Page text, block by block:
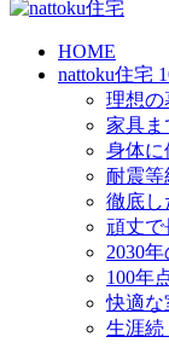
HOME
nattoku住宅
理想の
家具ま
身体に
耐震等
徹底し
頑丈で
2030
100年
快適な
生涯続